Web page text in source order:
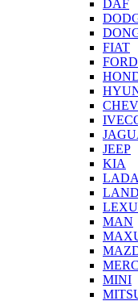
DAF
FIAT
FORD
JEEP
KIA
LADA
MAN
MINI